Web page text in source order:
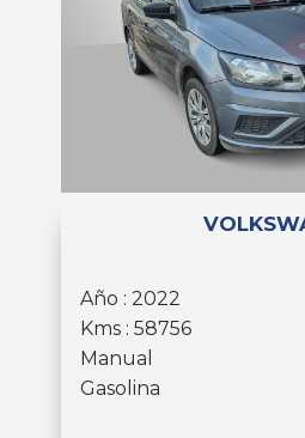
Año : 2022
Kms : 58756
Manual
Gasolina